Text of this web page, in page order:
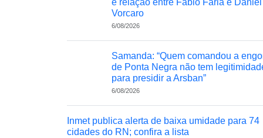
e relação entre Fábio Faria e Daniel
Vorcaro
6/08/2026
Samanda: “Quem comandou a
de Ponta Negra não tem
para presidir a Arsban”
6/08/2026
Inmet publica alerta de baixa umidade para 74
cidades do RN; confira a lista